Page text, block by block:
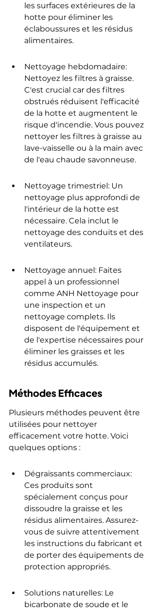
les surfaces extérieures de la
hotte pour éliminer les
éclaboussures et les résidus
alimentaires.
Nettoyage hebdomadaire:
Nettoyez les filtres à graisse.
C'est crucial car des filtres
obstrués réduisent l'efficacité
de la hotte et augmentent le
risque d'incendie. Vous pouvez
nettoyer les filtres à graisse au
lave-vaisselle ou à la main avec
de l'eau chaude savonneuse.
Nettoyage trimestriel: Un
nettoyage plus approfondi de
l'intérieur de la hotte est
nécessaire. Cela inclut le
nettoyage des conduits et des
ventilateurs.
Nettoyage annuel: Faites
appel à un professionnel
comme ANH Nettoyage pour
une inspection et un
nettoyage complets. Ils
disposent de l'équipement et
de l'expertise nécessaires pour
éliminer les graisses et les
résidus accumulés.
Méthodes Efficaces
Plusieurs méthodes peuvent être
utilisées pour nettoyer
efficacement votre hotte. Voici
quelques options :
Dégraissants commerciaux:
Ces produits sont
spécialement conçus pour
dissoudre la graisse et les
résidus alimentaires. Assurez-
vous de suivre attentivement
les instructions du fabricant et
de porter des équipements de
protection appropriés.
Solutions naturelles: Le
bicarbonate de soude et le